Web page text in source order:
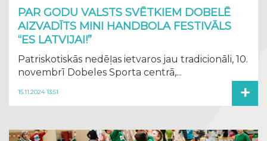
PAR GODU VALSTS SVĒTKIEM DOBELĒ
AIZVADĪTS MINI HANDBOLA FESTIVĀLS
“ES LATVIJAI!”
Patriskotiskās nedēļas ietvaros jau tradicionāli, 10.
novembrī Dobeles Sporta centrā,...
15.11.2024 13:51 +